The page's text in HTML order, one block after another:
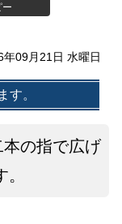
ー
年09月21日 水曜日
す。
の指で広げ